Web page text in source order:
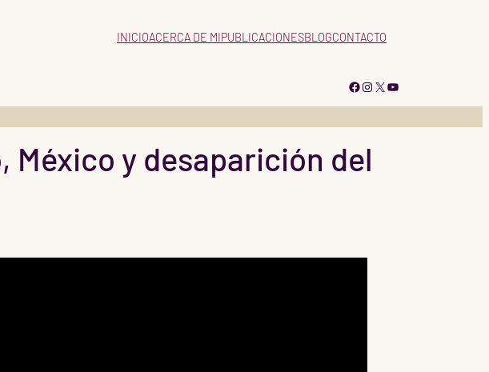
INICIOACERCA DE MIPUBLICACIONESBLOGCONTACTO
Facebook
Instagram
X YouTube
México y desaparición del